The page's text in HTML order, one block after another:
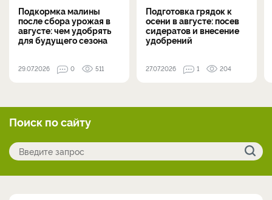
Подкормка малины
после сбора урожая в
августе: чем удобрять
для будущего сезона
29.07.2026 0 511
Подготовка грядок к
осени в августе: посев
сидератов и внесение
удобрений
27.07.2026 1 204
Поиск по сайту